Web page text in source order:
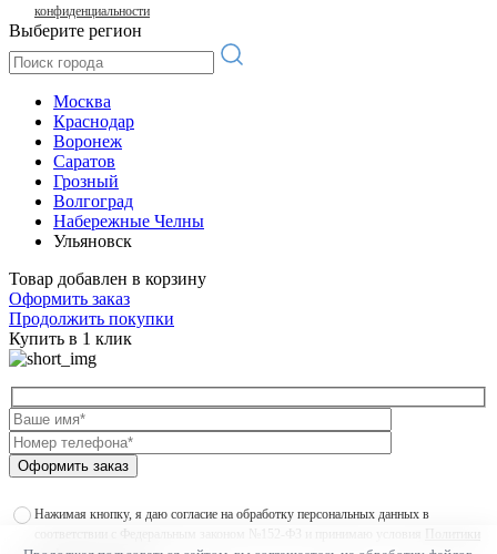
конфиденциальности
Выберите регион
Москва
Краснодар
Воронеж
Саратов
Грозный
Волгоград
Набережные Челны
Ульяновск
Товар добавлен в корзину
Оформить заказ
Продолжить покупки
Купить в 1 клик
Оформить заказ
Нажимая кнопку, я даю согласие на обработку персональных данных в
соответствии с Федеральным законом №152-ФЗ и принимаю условия
Политики